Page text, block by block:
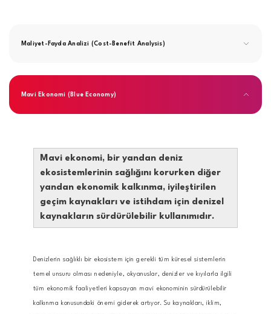
Maliyet-Fayda Analizi (Cost-Benefit Analysis)
Mavi Ekonomi (Blue Economy)
Mavi ekonomi, bir yandan deniz
ekosistemlerinin sağlığını korurken diğer
yandan ekonomik kalkınma, iyileştirilen
geçim kaynakları ve istihdam için denizel
kaynakların sürdürülebilir kullanımıdır.
Denizlerin sağlıklı bir ekosistem için gerekli tüm küresel sistemlerin
temel unsuru olması nedeniyle, okyanuslar, denizler ve kıyılarla ilgili
tüm ekonomik faaliyetleri kapsayan mavi ekonominin sürdürülebilir
kalkınma konusundaki önemi giderek artıyor. Su kaynakları, iklim,